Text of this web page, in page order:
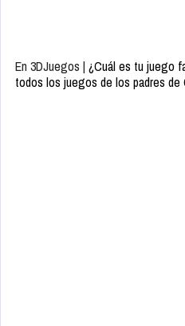
En 3DJuegos | ¿Cuál es tu juego
todos los juegos de los padres de